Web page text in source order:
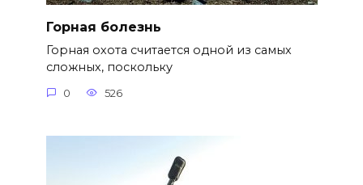
Горная болезнь
Горная охота считается одной из самых
сложных, поскольку
0 526